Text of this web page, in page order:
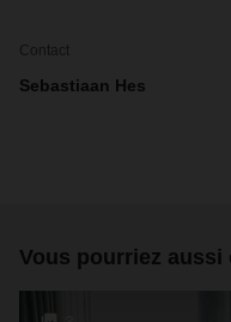
Contact
Sebastiaan Hes
Vous pourriez aussi